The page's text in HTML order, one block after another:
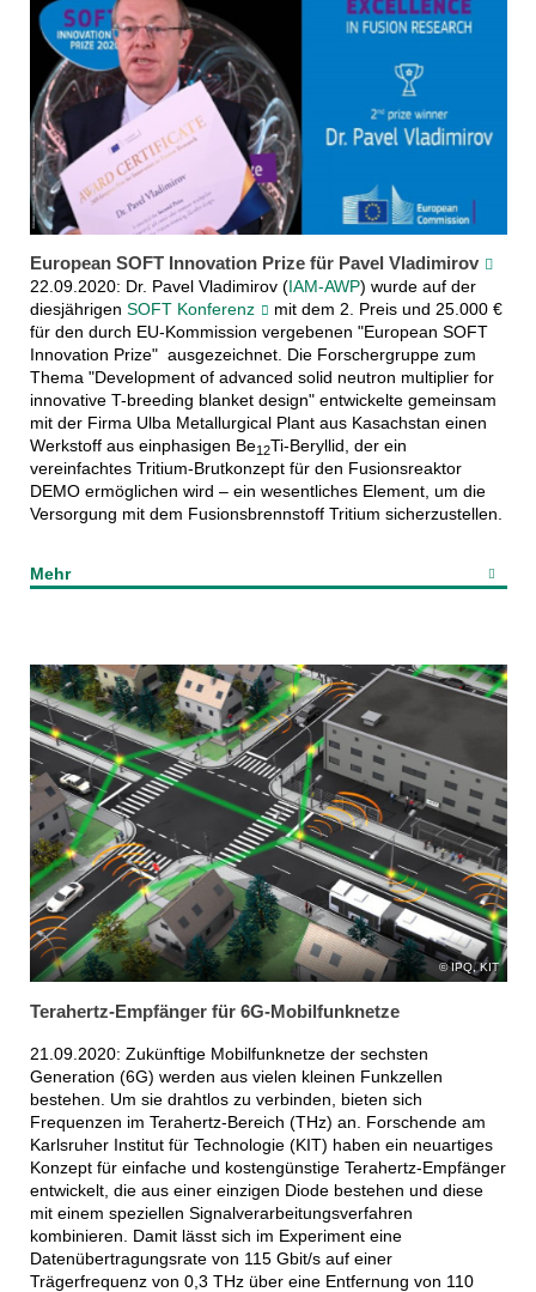
European SOFT Innovation Prize für Pavel Vladimirov
22.09.2020: Dr. Pavel Vladimirov (IAM-AWP) wurde auf der
diesjährigen SOFT Konferenz
mit dem 2. Preis und 25.000 €
für den durch EU-Kommission vergebenen "European SOFT
Innovation Prize" ausgezeichnet. Die Forschergruppe zum
Thema "Development of advanced solid neutron multiplier for
innovative T-breeding blanket design" entwickelte gemeinsam
mit der Firma Ulba Metallurgical Plant aus Kasachstan einen
Werkstoff aus einphasigen Be12Ti-Beryllid, der ein
vereinfachtes Tritium-Brutkonzept für den Fusionsreaktor
DEMO ermöglichen wird – ein wesentliches Element, um die
Versorgung mit dem Fusionsbrennstoff Tritium sicherzustellen.
Mehr
IPQ, KIT
Terahertz-Empfänger für 6G-Mobilfunknetze
21.09.2020: Zukünftige Mobilfunknetze der sechsten
Generation (6G) werden aus vielen kleinen Funkzellen
bestehen. Um sie drahtlos zu verbinden, bieten sich
Frequenzen im Terahertz-Bereich (THz) an. Forschende am
Karlsruher Institut für Technologie (KIT) haben ein neuartiges
Konzept für einfache und kostengünstige Terahertz-Empfänger
entwickelt, die aus einer einzigen Diode bestehen und diese
mit einem speziellen Signalverarbeitungsverfahren
kombinieren. Damit lässt sich im Experiment eine
Datenübertragungsrate von 115 Gbit/s auf einer
Trägerfrequenz von 0,3 THz über eine Entfernung von 110